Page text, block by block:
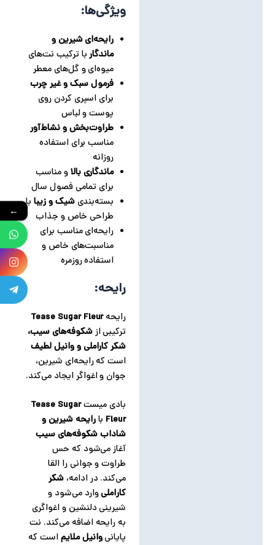
ویژگی‌ها:
رایحه‌ای شیرین و
ماندگاربا ترکیب نت‌های
میوه‌ای و گل‌های معطر
فرمول سبک و غیر چرب
برای اسپری کردن روی
پوست و لباس
طراوت‌بخش و نشاط‌آور
مناسب برای استفاده
روزانه
ماندگاری بالاو مناسب
برای تمامی فصول سال
بسته‌بندیشیک و زیبابا
طراحی خاص و جذاب
رایحه‌ای مناسب برای
مناسبت‌های خاص و
استفاده روزمره
رایحه:
رایحهTease Sugar Fleur
ترکیبی ازشکوفه‌های سیب،
شکر کاراملی و وانیل لطیف
است که رایحه‌ای شیرین،
جوان و اغواگر ایجاد می‌کند.
بادی میستTease Sugar
Fleur بارایحه شیرین و
شاداب شکوفه‌های سیب
آغاز می‌شود که حس
طراوت و جوانی را القا
می‌کند. در ادامه،شکر
کاراملیوارد می‌شود و
شیرینی دلنشین و اغواگری
به رایحه اضافه می‌کند. نت
پایانیوانیل ملایماست که
←